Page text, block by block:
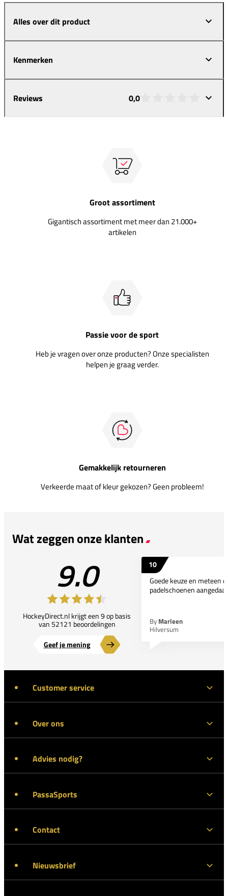
Alles over dit product
Kenmerken
Reviews 0,0
Groot assortiment
Gigantisch assortiment met meer dan 21.000+
artikelen
Passie voor de sport
Heb je vragen over onze producten? Onze specialisten
helpen je graag verder.
Gemakkelijk retourneren
Verkeerde maat of kleur gekozen? Geen probleem!
Wat zeggen onze klanten
9.0
HockeyDirect.nl krijgt een 9 op basis
van 52121 beoordelingen
Geef je mening
10
Goede keuze en meteen
padelschoenen
By Marleen
Hilversum
Customer service
Over ons
Advies nodig?
PassaSports
Contact
Nieuwsbrief